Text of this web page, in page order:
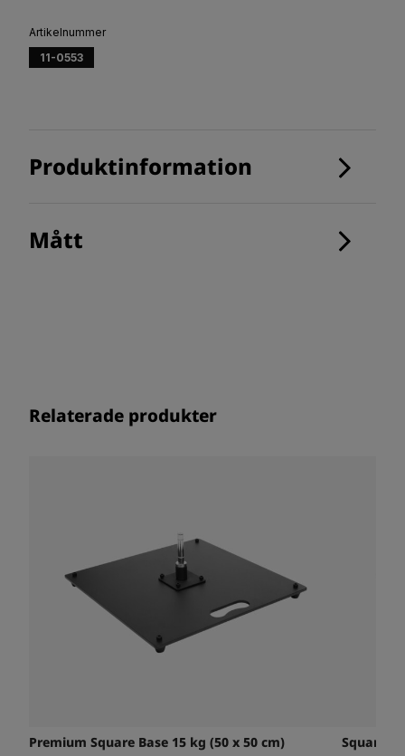
Artikelnummer
11-0553
Produktinformation
Mått
Relaterade produkter
Premium Square Base 15 kg (50 x 50 cm) Square